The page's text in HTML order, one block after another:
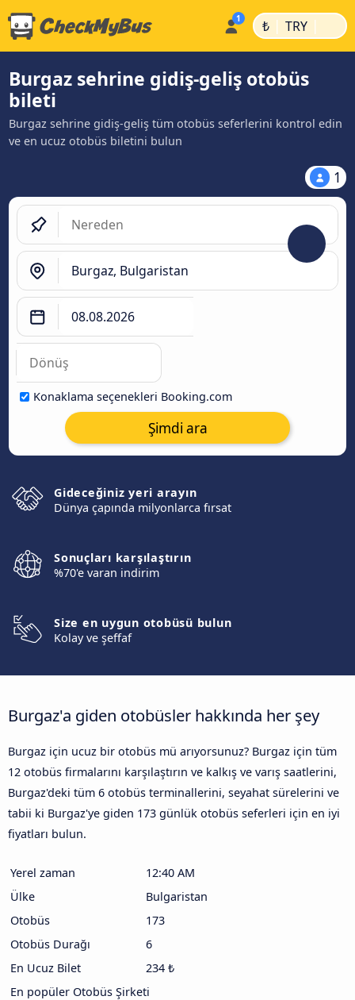
₺ | TRY |
Burgaz sehrine gidiş-geliş otobüs
bileti
Burgaz sehrine gidiş-geliş tüm otobüs seferlerini kontrol edin
ve en ucuz otobüs biletini bulun
1
Konaklama seçenekleri Booking.com
Şimdi ara
Gideceğiniz yeri arayın
Dünya çapında milyonlarca fırsat
Sonuçları karşılaştırın
%70'e varan indirim
Size en uygun otobüsü bulun
Kolay ve şeffaf
Burgaz'a giden otobüsler hakkında her şey
Burgaz için ucuz bir otobüs mü arıyorsunuz? Burgaz için tüm
12 otobüs firmalarını karşılaştırın ve kalkış ve varış saatlerini,
Burgaz'deki tüm 6 otobüs terminallerini, seyahat sürelerini ve
tabii ki Burgaz'ye giden 173 günlük otobüs seferleri için en iyi
fiyatları bulun.
Yerel zaman
12:40 AM
Ülke
Bulgaristan
Otobüs
173
Otobüs Durağı
6
En Ucuz Bilet
234 ₺
En popüler Otobüs Şirketi